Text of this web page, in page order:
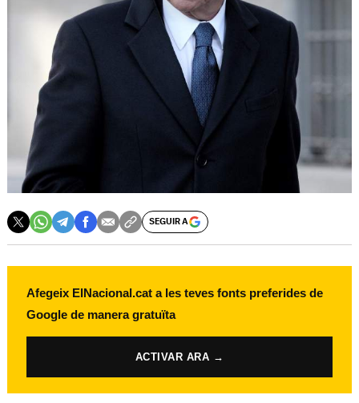
SEGUIR A
Afegeix ElNacional.cat a les teves fonts preferides de
Google de manera gratuïta
ACTIVAR ARA →